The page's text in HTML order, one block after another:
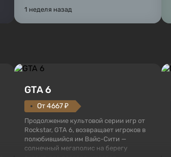
1 неделя назад
GTA 6
От 4667 ₽
Продолжение культовой серии игр от
Rockstar, GTA 6, возвращает игроков в
полюбившийся им Вайс-Сити —
солнечный мегаполис на берегу